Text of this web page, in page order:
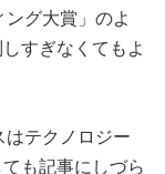
グ大賞」のよ
すぎなくてもよ
はテクノロジー
も記事にしづら